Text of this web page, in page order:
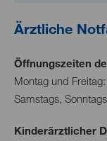
Ärztliche
Öffnungszeiten
Montag und
Samstags,
Kinderärztlicher